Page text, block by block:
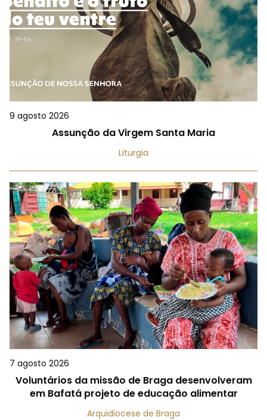
9 agosto 2026
Assunção da Virgem Santa Maria
Liturgia
7 agosto 2026
Voluntários da missão de Braga desenvolveram
em Bafatá projeto de educação alimentar
Arquidiocese de Braga